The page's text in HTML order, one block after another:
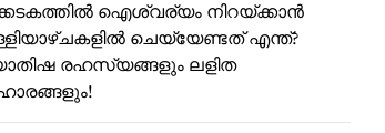
ഐശ്വര്യം നിറയ്ക്കാൻ
ചെയ്യേണ്ടത് എന്ത്?
രഹസ്യങ്ങളും ലളിത